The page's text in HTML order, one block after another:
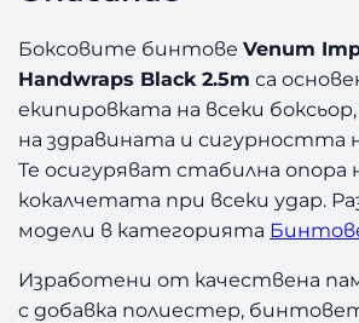
Боксовите бинтовеVenum
Handwraps Black 2.5m са
екипировката на всеки
на здравината и сигурността
Те осигуряват стабилна опора
кокалчетата при всеки удар.
модели в категорията
Изработени от качествена
с добавка полиестер,